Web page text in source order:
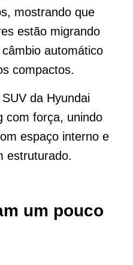
mostrando que
estão migrando
automático
compactos.
da Hyundai
com força, unindo
espaço interno e
estruturado.
um pouco